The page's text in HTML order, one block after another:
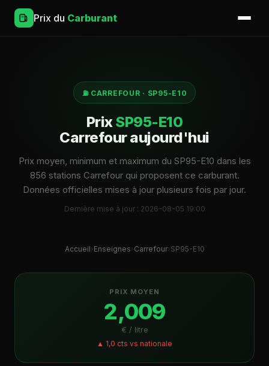
Prix du Carburant
⛽ CARREFOUR · SP95-E10
PrixSP95-E10
Carrefour aujourd'hui
Prix moyen, minimum et maximum du SP95-E10 dans les
856 stations Carrefour qui proposent ce carburant.
Données officielles mises à jour plusieurs fois par jour.
Dernière mise à jour : 2026-08-05 19:00
Accueil› Enseignes› Carrefour› SP95-E10
PRIX MOYEN
2,009
€ / litre
▲ 1,0 cts vs nationale